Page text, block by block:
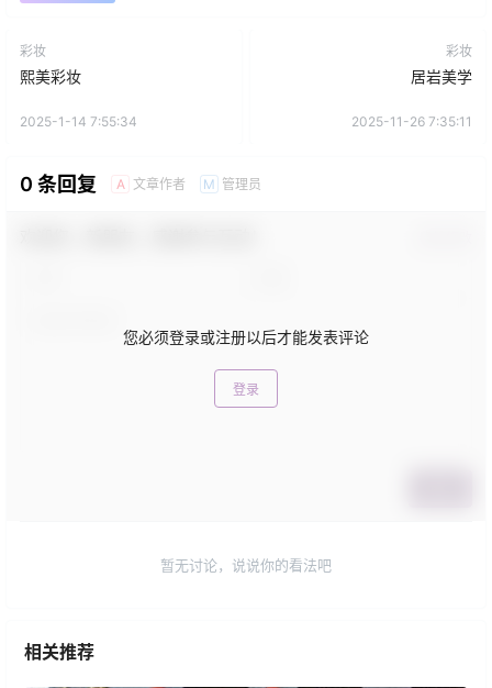
彩妆
熙美彩妆
2025-1-14 7:55:34
彩妆
居岩美学
2025-11-26 7:35:11
0 条回复 A 文章作者 M 管理员
您必须登录或注册以后才能发表评论
登录
暂无讨论，说说你的看法吧
相关推荐